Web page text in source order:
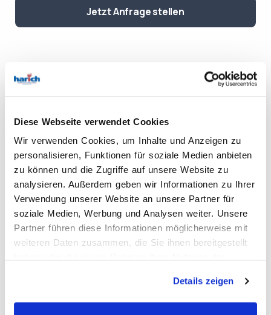
Diese Webseite verwendet Cookies
Wir verwenden Cookies, um Inhalte und Anzeigen zu
personalisieren, Funktionen für soziale Medien anbieten
zu können und die Zugriffe auf unsere Website zu
analysieren. Außerdem geben wir Informationen zu Ihrer
Verwendung unserer Website an unsere Partner für
soziale Medien, Werbung und Analysen weiter. Unsere
Partner führen diese Informationen möglicherweise mit
weiteren Daten zusammen, die Sie ihnen bereitgestellt
Details zeigen
Jetzt Anfrage stellen
Weitere Informationen
Datenblatt herunterladen
Anfrage stellen
Die ergonomisch entwickelte Präzisions-
ZyklendrehmaschineGDW C 400 Z conturlineist eine
Neumaschine im Premiumsegment für höchste
Ansprüche.
Maschinengenauigkeit nach DIN 8605
Werkzeugmachergenauigkeit und diverse